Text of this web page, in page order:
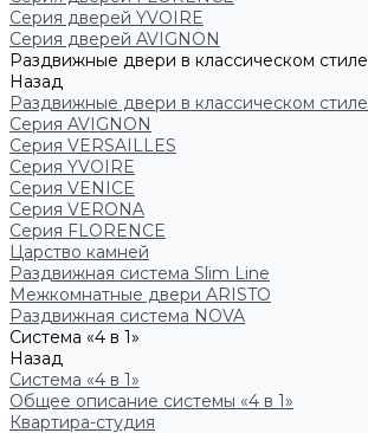
Серия дверей YVOIRE
Серия дверей AVIGNON
Раздвижные двери в классическом стиле
Назад
Раздвижные двери в классическом стиле
Серия AVIGNON
Серия VERSAILLES
Серия YVOIRE
Серия VENICE
Серия VERONA
Серия FLORENCE
Царство камней
Раздвижная система Slim Line
Межкомнатные двери ARISTO
Раздвижная система NOVA
Система «4 в 1»
Назад
Система «4 в 1»
Общее описание системы «4 в 1»
Квартира-студия